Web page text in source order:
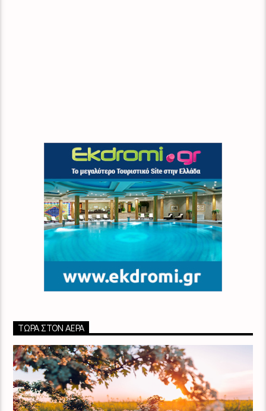
ΤΏΡΑ ΣΤΟΝ ΑΈΡΑ